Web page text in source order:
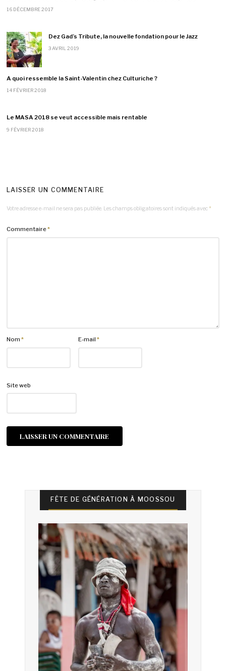
16 DÉCEMBRE 2017
Dez Gad’s Tribute, la nouvelle fondation pour le Jazz
3 AVRIL 2019
A quoi ressemble la Saint-Valentin chez Culturiche ?
14 FÉVRIER 2018
Le MASA 2018 se veut accessible mais rentable
9 FÉVRIER 2018
LAISSER UN COMMENTAIRE
Votre adresse e-mail ne sera pas publiée. Les champs obligatoires sont indiqués avec *
Commentaire*
Nom* E-mail*
Site web
FÊTE DE GÉNÉRATION À MOOSSOU